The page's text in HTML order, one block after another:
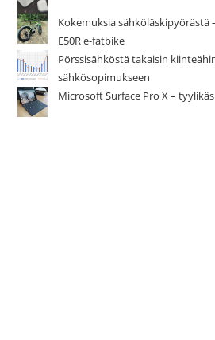
Kokemuksia sähköläskipyörästä
E50R e-fatbike
Pörssisähköstä takaisin
sähkösopimukseen
Microsoft Surface Pro X –